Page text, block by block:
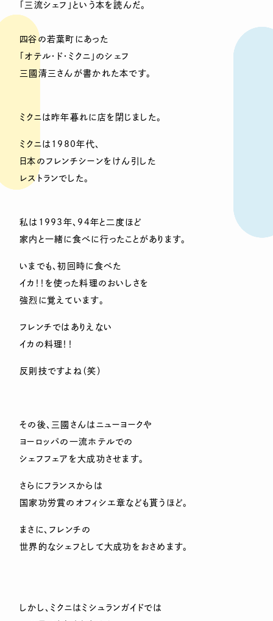
「三流シェフ」という本を読んだ。
四谷の若葉町にあった
「オテル・ド・ミクニ」のシェフ
三國清三さんが書かれた本です。
ミクニは昨年暮れに店を閉じました。
ミクニは1980年代、
日本のフレンチシーンをけん引した
レストランでした。
私は1993年、94年と二度ほど
家内と一緒に食べに行ったことがあります。
いまでも、初回時に食べた
イカ！！を使った料理のおいしさを
強烈に覚えています。
フレンチではありえない
イカの料理！！
反則技ですよね（笑）
その後、三國さんはニューヨークや
ヨーロッパの一流ホテルでの
シェフフェアを大成功させます。
さらにフランスからは
国家功労賞のオフィシエ章なども貰うほど。
まさに、フレンチの
世界的なシェフとして大成功をおさめます。
しかし、ミクニはミシュランガイドでは